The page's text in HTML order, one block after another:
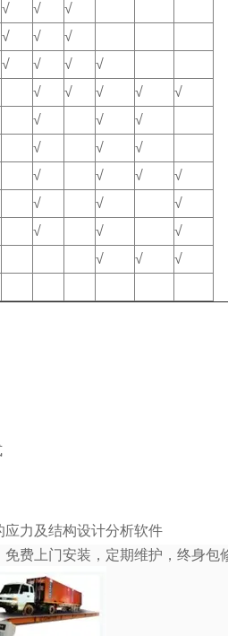
√ √
√
√ √
√
√ √ √
√
√ √ √ √
√
√ √
√
√ √
√
√ √ √
√
√ √
√
√ √
√
√ √
√
力及结构设计分析软件
费上门安装，定期维护，终身包